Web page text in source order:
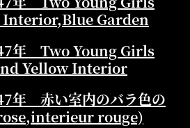
Garden
年 Two Young Girls
Yellow Interior
年 赤い室内のバラ色の
rouge)